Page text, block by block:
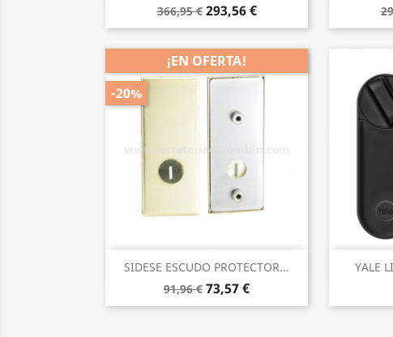
366,95 € 293,56 €
SIDESE ESCUDO PROTECTOR...
91,96 € 73,57 €
¡EN OFERTA!
-20%
Vista rápida YALE